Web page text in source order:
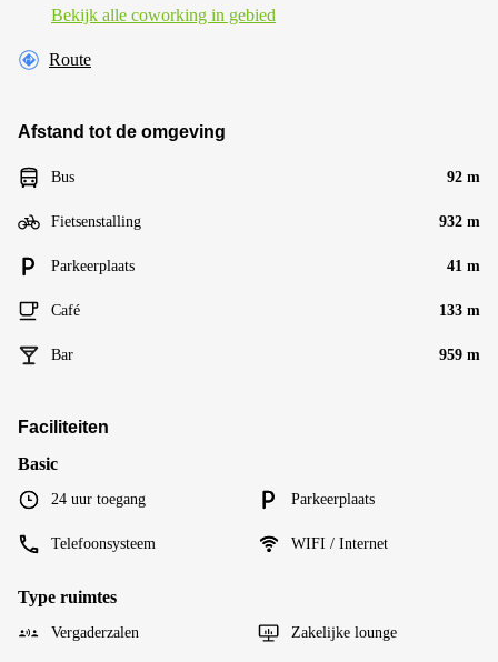
Bekijk alle сoworking in gebied
Route
Afstand tot de omgeving
Bus 92 m
Fietsenstalling 932 m
Parkeerplaats 41 m
Café 133 m
Bar 959 m
Faciliteiten
Basic
24 uur toegang Parkeerplaats
Telefoonsysteem WIFI / Internet
Type ruimtes
Vergaderzalen Zakelijke lounge